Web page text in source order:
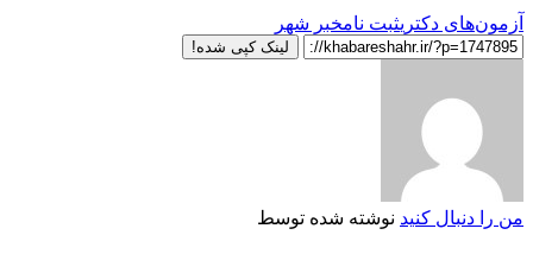
آزمون‌های دکتریثبت نامخبر شهر
لینک کپی شده!
من را دنبال کنید نوشته شده توسط